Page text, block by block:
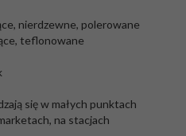
nierdzewne, polerowane
teflonowane
się w małych punktach
na stacjach